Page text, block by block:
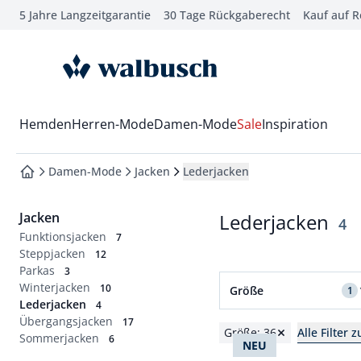
springen
springen
springen
5 Jahre Langzeitgarantie 30 Tage Rückgaberecht Kauf auf
zur Startseite
Wechsel in das Menü mit Pfeil-Runter Taste
HemdenHerren-ModeDamen-ModeSaleInspiration
zur Startseite
Damen-Mode Jacken Lederjacken
Jacken
Funktionsjacken 7
Steppjacken 12
Parkas 3
Winterjacken 10
Lederjacken 4
Übergangsjacken 17
Sommerjacken 6
Lederjacken 4
Filter für Größe 36
Größe 1
38
Größe: 36 Alle Filter
NEU